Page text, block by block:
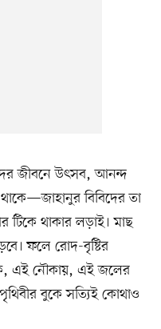
জীবনে উৎসব, আনন্দ
বিবিদের তা
থাকার লড়াই। মাছ
ফলে রোদ-বৃষ্টির
এই নৌকায়, এই জলের
বুকে সত্যিই কোথাও